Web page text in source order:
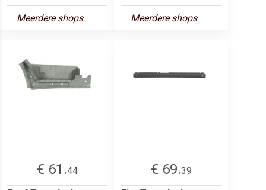
Meerdere shops Meerdere shops
€ 61.44
€ 69.39